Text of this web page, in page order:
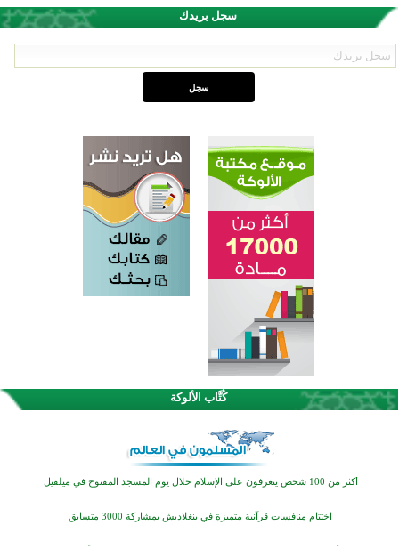
سجل بريدك
كُتَّاب الألوكة
القرآن والتربية في صدارة البرامج الصيفية للمسلمين في بينزا وساراتوف وموردوفيا هذا العام
اختتام الدورة التاسعة لمسابقة حفظ وتلاوة القرآن الكريم في أزناكاييف